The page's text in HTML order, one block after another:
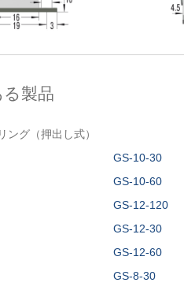
製品
ング（押出し式）
GS-10-30
GS-10-60
GS-12-120
GS-12-30
GS-12-60
GS-8-30